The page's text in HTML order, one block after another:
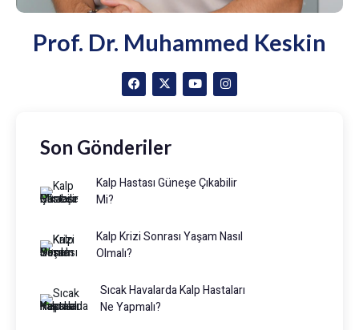
Prof. Dr. Muhammed Keskin
Son Gönderiler
Kalp Hastası Güneşe Çıkabilir
Mi?
Kalp Krizi Sonrası Yaşam Nasıl
Olmalı?
Sıcak Havalarda Kalp Hastaları
Ne Yapmalı?